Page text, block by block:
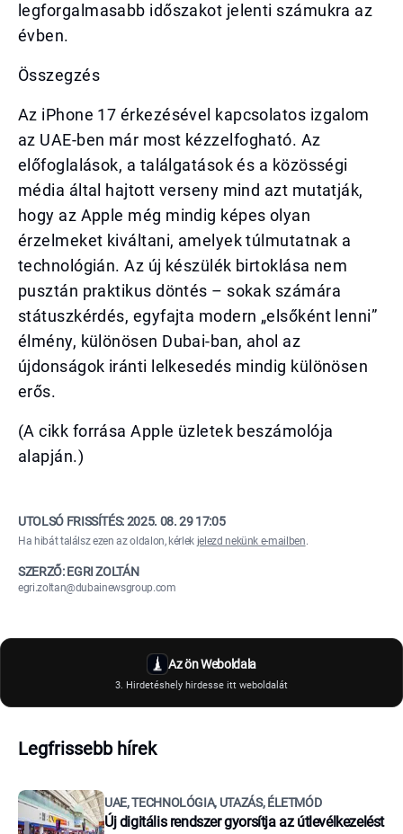
legforgalmasabb időszakot jelenti számukra az
évben.
Összegzés
Az iPhone 17 érkezésével kapcsolatos izgalom
az UAE-ben már most kézzelfogható. Az
előfoglalások, a találgatások és a közösségi
média által hajtott verseny mind azt mutatják,
hogy az Apple még mindig képes olyan
érzelmeket kiváltani, amelyek túlmutatnak a
technológián. Az új készülék birtoklása nem
pusztán praktikus döntés – sokak számára
státuszkérdés, egyfajta modern „elsőként lenni”
élmény, különösen Dubai-ban, ahol az
újdonságok iránti lelkesedés mindig különösen
erős.
(A cikk forrása Apple üzletek beszámolója
alapján.)
UTOLSÓ FRISSÍTÉS:2025. 08. 29 17:05
Ha hibát találsz ezen az oldalon, kérlek jelezd nekünk e-mailben.
SZERZŐ: EGRI ZOLTÁN
egri.zoltan@dubainewsgroup.com
Az ön Weboldala
3. Hirdetéshely hirdesse itt weboldalát
Legfrissebb hírek
UAE, TECHNOLÓGIA, UTAZÁS, ÉLETMÓD
Új digitális rendszer gyorsítja az útlevélkezelést